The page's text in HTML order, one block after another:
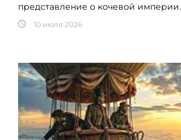
представление о кочевой империи.
10 июля 2026